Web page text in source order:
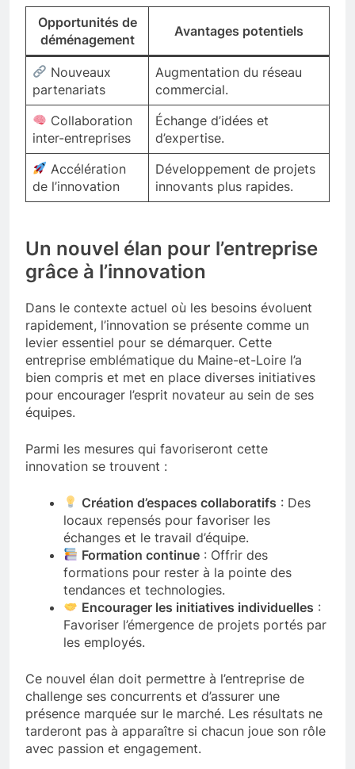
Opportunités de
déménagement
Avantages potentiels
Nouveaux
partenariats
Augmentation du réseau
commercial.
Collaboration
inter-entreprises
Échange d’idées et
d’expertise.
Accélération
de l’innovation
Développement de projets
innovants plus rapides.
Un nouvel élan pour l’entreprise
grâce à l’innovation
Dans le contexte actuel où les besoins évoluent
rapidement, l’innovation se présente comme un
levier essentiel pour se démarquer. Cette
entreprise emblématique du Maine-et-Loire l’a
bien compris et met en place diverses initiatives
pour encourager l’esprit novateur au sein de ses
équipes.
Parmi les mesures qui favoriseront cette
innovation se trouvent :
Création d’espaces collaboratifs : Des
locaux repensés pour favoriser les
échanges et le travail d’équipe.
Formation continue : Offrir des
formations pour rester à la pointe des
tendances et technologies.
Encourager les initiatives individuelles :
Favoriser l’émergence de projets portés par
les employés.
Ce nouvel élan doit permettre à l’entreprise de
challenge ses concurrents et d’assurer une
présence marquée sur le marché. Les résultats ne
tarderont pas à apparaître si chacun joue son rôle
avec passion et engagement.